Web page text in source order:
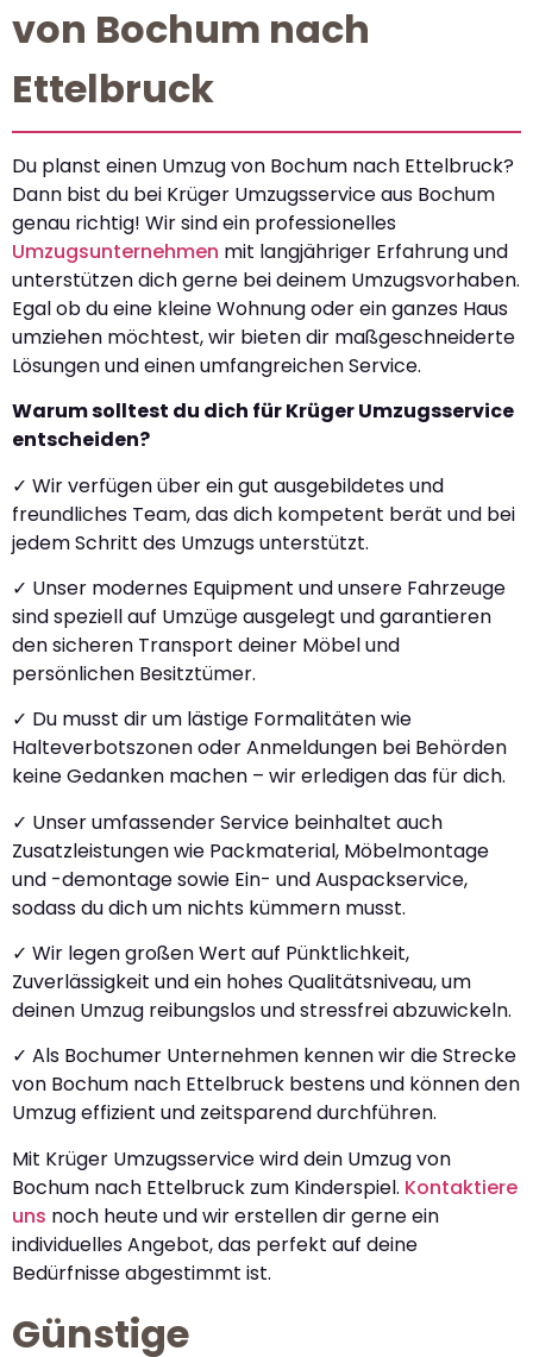
von Bochum nach
Ettelbruck
Du planst einen Umzug von Bochum nach Ettelbruck?
Dann bist du bei Krüger Umzugsservice aus Bochum
genau richtig! Wir sind ein professionelles
Umzugsunternehmen mit langjähriger Erfahrung und
unterstützen dich gerne bei deinem Umzugsvorhaben.
Egal ob du eine kleine Wohnung oder ein ganzes Haus
umziehen möchtest, wir bieten dir maßgeschneiderte
Lösungen und einen umfangreichen Service.
Warum solltest du dich für Krüger Umzugsservice
entscheiden?
✓ Wir verfügen über ein gut ausgebildetes und
freundliches Team, das dich kompetent berät und bei
jedem Schritt des Umzugs unterstützt.
✓ Unser modernes Equipment und unsere Fahrzeuge
sind speziell auf Umzüge ausgelegt und garantieren
den sicheren Transport deiner Möbel und
persönlichen Besitztümer.
✓ Du musst dir um lästige Formalitäten wie
Halteverbotszonen oder Anmeldungen bei Behörden
keine Gedanken machen – wir erledigen das für dich.
✓ Unser umfassender Service beinhaltet auch
Zusatzleistungen wie Packmaterial, Möbelmontage
und -demontage sowie Ein- und Auspackservice,
sodass du dich um nichts kümmern musst.
✓ Wir legen großen Wert auf Pünktlichkeit,
Zuverlässigkeit und ein hohes Qualitätsniveau, um
deinen Umzug reibungslos und stressfrei abzuwickeln.
✓ Als Bochumer Unternehmen kennen wir die Strecke
von Bochum nach Ettelbruck bestens und können den
Umzug effizient und zeitsparend durchführen.
Mit Krüger Umzugsservice wird dein Umzug von
Bochum nach Ettelbruck zum Kinderspiel. Kontaktiere
uns noch heute und wir erstellen dir gerne ein
individuelles Angebot, das perfekt auf deine
Bedürfnisse abgestimmt ist.
Günstige